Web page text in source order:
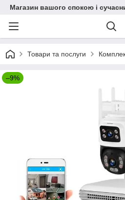
Магазин вашого спокою і
Товари та послуги
–9%